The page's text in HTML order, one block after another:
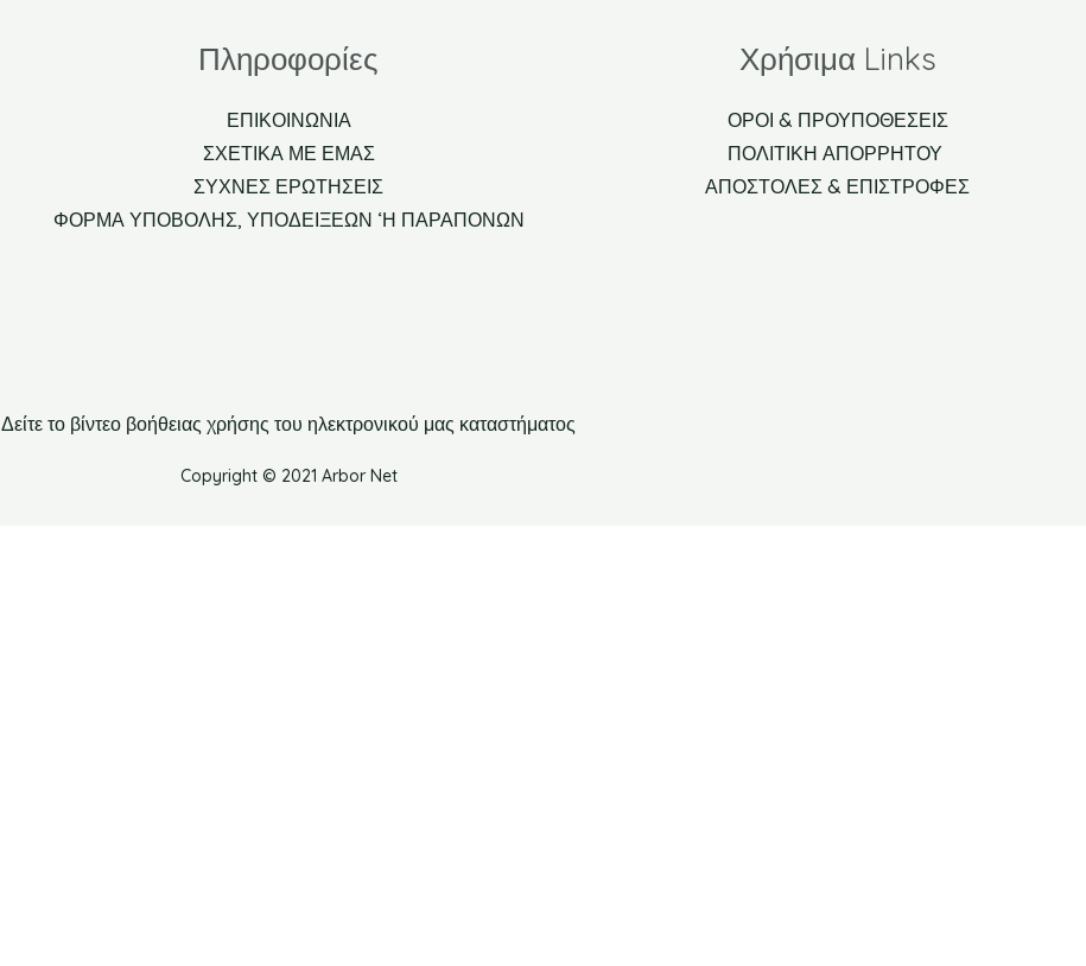
Πληροφορίες
ΕΠΙΚΟΙΝΩΝΙΑ
ΣΧΕΤΙΚΑ ΜΕ ΕΜΑΣ
ΣΥΧΝΕΣ ΕΡΩΤΗΣΕΙΣ
ΦΟΡΜΑ ΥΠΟΒΟΛΗΣ, ΥΠΟΔΕΙΞΕΩΝ ‘Η ΠΑΡΑΠΟΝΩΝ
Χρήσιμα Links
ΟΡΟΙ & ΠΡΟΥΠΟΘΕΣΕΙΣ
ΠΟΛΙΤΙΚΗ ΑΠΟΡΡΗΤΟΥ
ΑΠΟΣΤΟΛΕΣ & ΕΠΙΣΤΡΟΦΕΣ
Δείτε το βίντεο βοήθειας χρήσης του ηλεκτρονικού μας καταστήματος
Copyright © 2021 Arbor Net